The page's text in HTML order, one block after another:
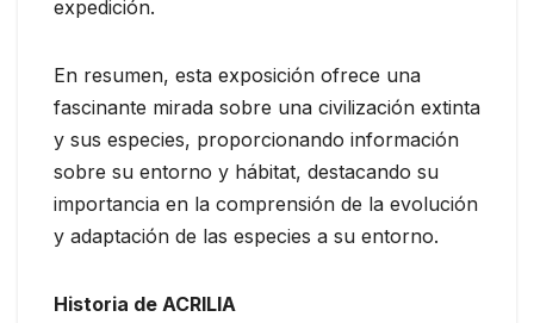
expedición.
En resumen, esta exposición ofrece una
fascinante mirada sobre una civilización extinta
y sus especies, proporcionando información
sobre su entorno y hábitat, destacando su
importancia en la comprensión de la evolución
y adaptación de las especies a su entorno.
Historia de ACRILIA